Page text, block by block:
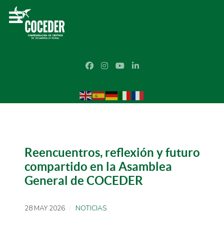
Reencuentros, reflexión y futuro
compartido en la Asamblea
General de COCEDER
28 MAY 2026 NOTICIAS